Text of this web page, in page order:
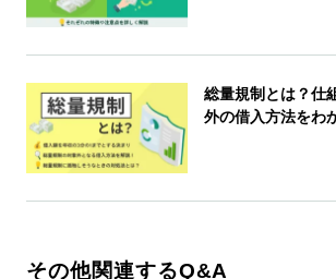
総量規制とは？仕
外の借入方法をわ
その他関連するQ&A